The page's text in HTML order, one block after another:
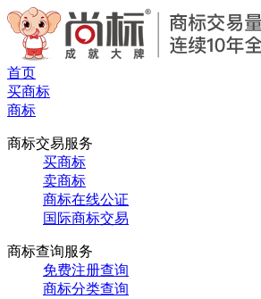
首页
买商标
商标
商标交易服务
买商标
卖商标
商标在线公证
国际商标交易
商标查询服务
免费注册查询
商标分类查询